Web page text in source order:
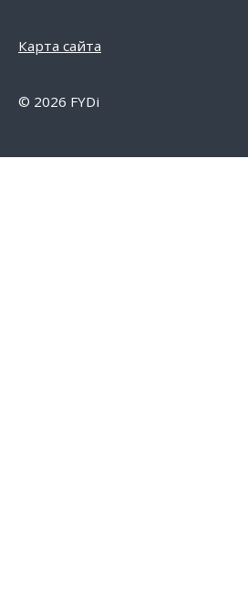
Карта сайта
© 2026 FYDi